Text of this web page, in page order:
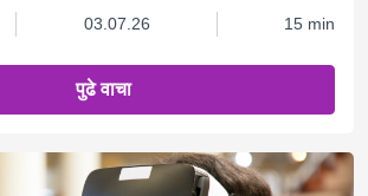
03.07.26 15 min
पुढे वाचा